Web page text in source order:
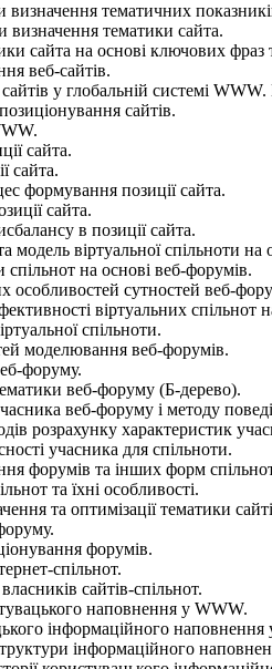
тематичних
визначення тематики сайта.
сайта на основі ключових фраз
веб-сайтів.
у глобальній системі
сайтів.
сайта.
сайта.
формування позиції сайта.
сайта.
в позиції сайта.
модель віртуальної спільноти на
спільнот на основі веб-форумів.
особливостей сутностей веб-
віртуальних спільнот
спільноти.
моделювання веб-форумів.
форуму.
веб-форуму (Б-дерево).
веб-форуму і методу
розрахунку характеристик
учасника для спільноти.
форумів та інших форм
та їхні особливості.
та оптимізації тематики
форумів.
спільнот.
сайтів-спільнот.
наповнення у WWW.
інформаційного наповнення
інформаційного